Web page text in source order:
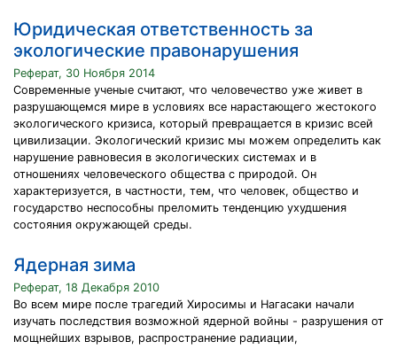
Юридическая ответственность за
экологические правонарушения
Реферат, 30 Ноября 2014
Современные ученые считают, что человечество уже живет в
разрушающемся мире в условиях все нарастающего жестокого
экологического кризиса, который превращается в кризис всей
цивилизации. Экологический кризис мы можем определить как
нарушение равновесия в экологических системах и в
отношениях человеческого общества с природой. Он
характеризуется, в частности, тем, что человек, общество и
государство неспособны преломить тенденцию ухудшения
состояния окружающей среды.
Ядерная зима
Реферат, 18 Декабря 2010
Во всем мире после трагедий Хиросимы и Нагасаки начали
изучать последствия возможной ядерной войны - разрушения от
мощнейших взрывов, распространение радиации,